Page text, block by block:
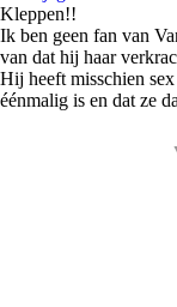
Kleppen!!
Ik ben geen fan van
van dat hij haar
Hij heeft misschien
éénmalig is en dat ze